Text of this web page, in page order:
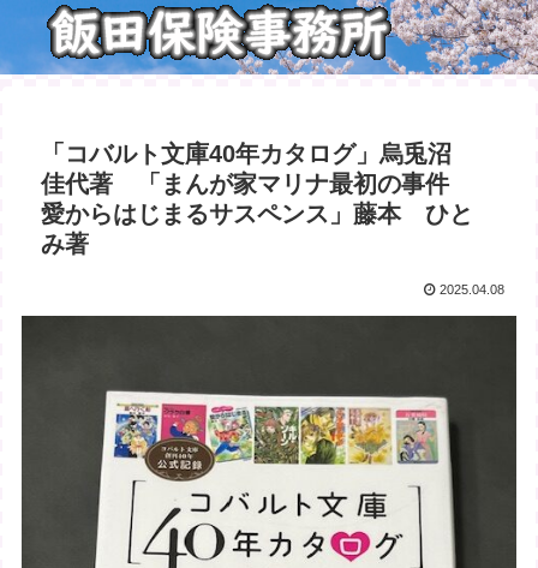
「コバルト文庫40年カタログ」烏兎沼
佳代著 「まんが家マリナ最初の事件
愛からはじまるサスペンス」藤本 ひと
み著
2025.04.08